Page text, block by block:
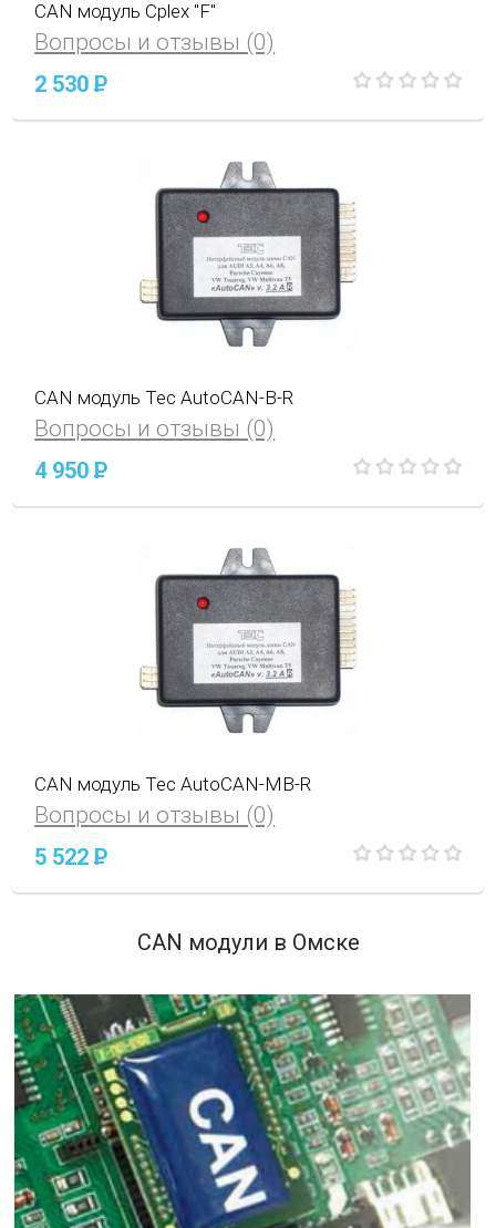
CAN модуль Cplex "F"
Вопросы и отзывы (0)
2 530P
CAN модуль Tec AutoCAN-B-R
Вопросы и отзывы (0)
4 950P
CAN модуль Tec AutoCAN-MB-R
Вопросы и отзывы (0)
5 522P
CAN модули в Омске